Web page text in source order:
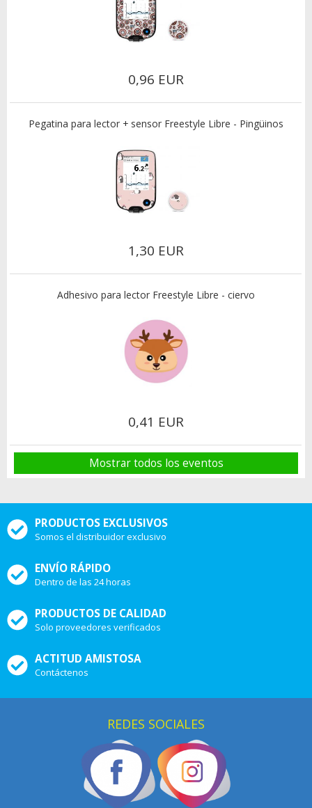
0,96 EUR
Pegatina para lector + sensor Freestyle Libre - Pingüinos
1,30 EUR
Adhesivo para lector Freestyle Libre - ciervo
0,41 EUR
Mostrar todos los eventos
PRODUCTOS EXCLUSIVOS
Somos el distribuidor exclusivo
ENVÍO RÁPIDO
Dentro de las 24 horas
PRODUCTOS DE CALIDAD
Solo proveedores verificados
ACTITUD AMISTOSA
Contáctenos
REDES SOCIALES